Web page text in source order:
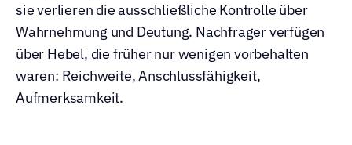
sie verlieren die ausschließliche Kontrolle über
Wahrnehmung und Deutung. Nachfrager verfügen
über Hebel, die früher nur wenigen vorbehalten
waren: Reichweite, Anschlussfähigkeit,
Aufmerksamkeit.